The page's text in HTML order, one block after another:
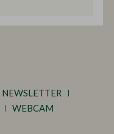
NEWSLETTER
WEBCAM